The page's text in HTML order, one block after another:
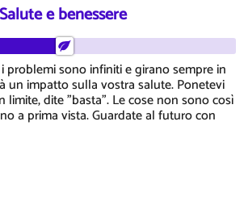
Salute e benessere
problemi sono infiniti e girano sempre in
un impatto sulla vostra salute. Ponetevi
limite, dite "basta". Le cose non sono così
a prima vista. Guardate al futuro con